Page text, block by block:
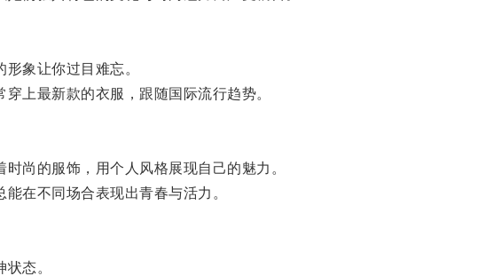
象让你过目难忘。
上最新款的衣服，跟随国际流行趋势。
的服饰，用个人风格展现自己的魅力。
在不同场合表现出青春与活力。
态。